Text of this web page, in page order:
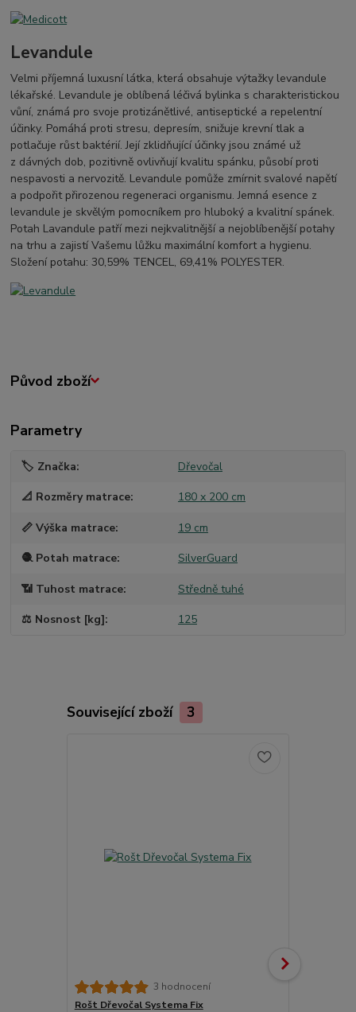
Levandule
Velmi příjemná luxusní látka, která obsahuje výtažky levandule
lékařské. Levandule je oblíbená léčivá bylinka s charakteristickou
vůní, známá pro svoje protizánětlivé, antiseptické a repelentní
účinky. Pomáhá proti stresu, depresím, snižuje krevní tlak a
potlačuje růst baktérií. Její zklidňující účinky jsou známé už
z dávných dob, pozitivně ovlivňují kvalitu spánku, působí proti
nespavosti a nervozitě. Levandule pomůže zmírnit svalové napětí
a podpořit přirozenou regeneraci organismu. Jemná esence z
levandule je skvělým pomocníkem pro hluboký a kvalitní spánek.
Potah Lavandule patří mezi nejkvalitnější a nejoblíbenější potahy
na trhu a zajistí Vašemu lůžku maximální komfort a hygienu.
Složení potahu: 30,59% TENCEL, 69,41% POLYESTER.
Původ zboží
Parametry
🏷️ Značka Dřevočal
📐 Rozměry matrace 180 x 200 cm
📏 Výška matrace 19 cm
🧶 Potah matrace SilverGuard
📶 Tuhost matrace Středně tuhé
⚖️ Nosnost [kg] 125
Související zboží 3
3 hodnocení
Rošt Dřevočal Systema Fix